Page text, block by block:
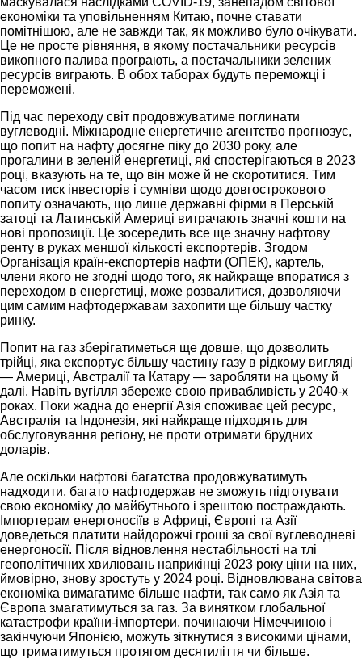
економіки та уповільненням Китаю, почне ставати
помітнішою, але не завжди так, як можливо було очікувати.
Це не просте рівняння, в якому постачальники ресурсів
викопного палива програють, а постачальники зелених
ресурсів виграють. В обох таборах будуть переможці і
переможені.
Під час переходу світ продовжуватиме поглинати
вуглеводні. Міжнародне енергетичне агентство прогнозує,
що попит на нафту досягне піку до 2030 року, але
прогалини в зеленій енергетиці, які спостерігаються в 2023
році, вказують на те, що він може й не скоротитися. Тим
часом тиск інвесторів і сумніви щодо довгострокового
попиту означають, що лише державні фірми в Перській
затоці та Латинській Америці витрачають значні кошти на
нові пропозиції. Це зосередить все ще значну нафтову
ренту в руках меншої кількості експортерів. Згодом
Організація країн-експортерів нафти (ОПЕК), картель,
члени якого не згодні щодо того, як найкраще впоратися з
переходом в енергетиці, може розвалитися, дозволяючи
цим самим нафтодержавам захопити ще більшу частку
ринку.
Попит на газ зберігатиметься ще довше, що дозволить
трійці, яка експортує більшу частину газу в рідкому вигляді
— Америці, Австралії та Катару — заробляти на цьому й
далі. Навіть вугілля збереже свою привабливість у 2040-х
роках. Поки жадна до енергії Азія споживає цей ресурс,
Австралія та Індонезія, які найкраще підходять для
обслуговування регіону, не проти отримати брудних
доларів.
Але оскільки нафтові багатства продовжуватимуть
надходити, багато нафтодержав не зможуть підготувати
свою економіку до майбутнього і зрештою постраждають.
Імпортерам енергоносіїв в Африці, Європі та Азії
доведеться платити найдорожчі гроші за свої вуглеводневі
енергоносії. Після відновлення нестабільності на тлі
геополітичних хвилювань наприкінці 2023 року ціни на них,
ймовірно, знову зростуть у 2024 році. Відновлювана світова
економіка вимагатиме більше нафти, так само як Азія та
Європа змагатимуться за газ. За винятком глобальної
катастрофи країни-імпортери, починаючи Німеччиною і
закінчуючи Японією, можуть зіткнутися з високими цінами,
що триматимуться протягом десятиліття чи більше.